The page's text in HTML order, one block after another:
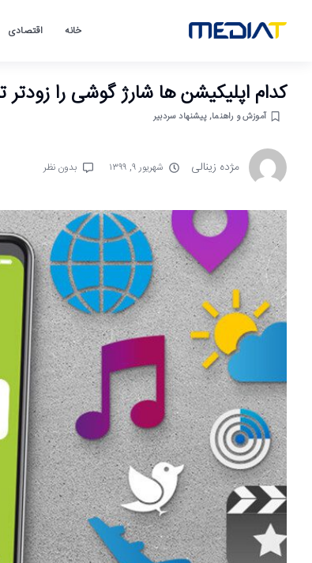
خانه اقتصادی
کدام اپلیکیشن ها شارژ گوشی را زودتر
آموزش و راهنما,پیشنهاد سردبیر
مژده زینالی شهریور ۹, ۱۳۹۹ بدون نظر